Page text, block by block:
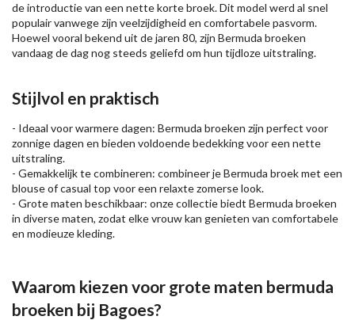
de introductie van een nette korte broek. Dit model werd al snel
populair vanwege zijn veelzijdigheid en comfortabele pasvorm.
Hoewel vooral bekend uit de jaren 80, zijn Bermuda broeken
vandaag de dag nog steeds geliefd om hun tijdloze uitstraling.
Stijlvol en praktisch
- Ideaal voor warmere dagen: Bermuda broeken zijn perfect voor
zonnige dagen en bieden voldoende bedekking voor een nette
uitstraling.
- Gemakkelijk te combineren: combineer je Bermuda broek met een
blouseof casual top voor een relaxte zomerse look.
- Grote maten beschikbaar: onze collectie biedt Bermuda broeken
in diverse maten, zodat elke vrouw kan genieten van comfortabele
en modieuze kleding.
Waarom kiezen voor grote maten bermuda
broeken bij Bagoes?